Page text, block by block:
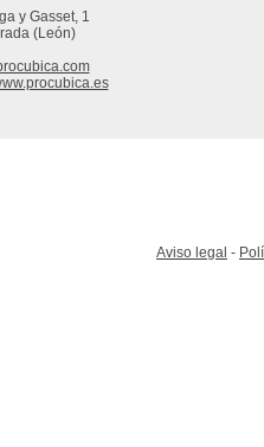
y Gasset, 1
(León)
Aviso legal -